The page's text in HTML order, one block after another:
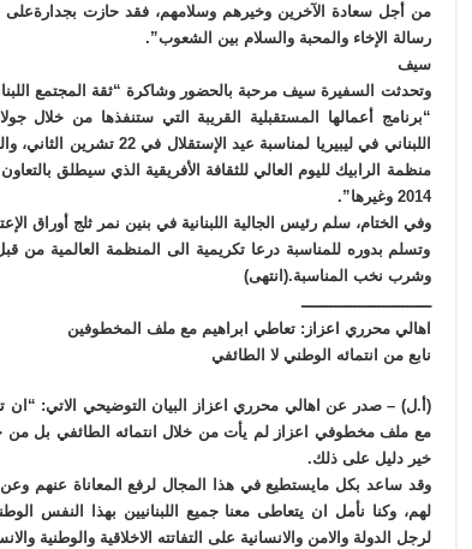
من أجل سعادة الآخرين وخيرهم وسلامهم، فقد حازت بجدارةعلى
رسالة الإخاء والمحبة والسلام بين الشعوب”.
سيف
وتحدثت السفيرة سيف مرحبة بالحضور وشاكرة “ثقة المجتمع
“برنامج أعمالها المستقبلية القريبة التي ستنفذها من خلال
اللبناني في ليبيريا لمناسبة
2014 وغيرها”.
وفي الختام، سلم رئيس الجالية اللبنانية في بنين نمر ثلج أوراق
وتسلم بدوره للمناسبة درعا تكريمية الى المنظمة العالمية من
وشرب نخب المناسبة.(انتهى)
ـــــــــــــــــــــــــــ
اهالي محرري اعزاز: تعاطي ابراهيم مع ملف المخطوفين
نابع من انتمائه الوطني لا الطائفي
(أ.ل) – صدر عن اهالي محرري اعزاز البيان التوضيحي الاتي: “ان
مع ملف مخطوفي اعزاز لم يأت من خلال انتمائه الطائفي بل من
خير دليل على ذلك.
وقد ساعد بكل مايستطيع في هذا المجال لرفع المعاناة عنهم
لهم، وكنا نأمل ان يتعاطى معنا جميع اللبنانيين بهذا النفس
لرجل الدولة والامن والانسانية على التفاتته الاخلاقية والوطنية